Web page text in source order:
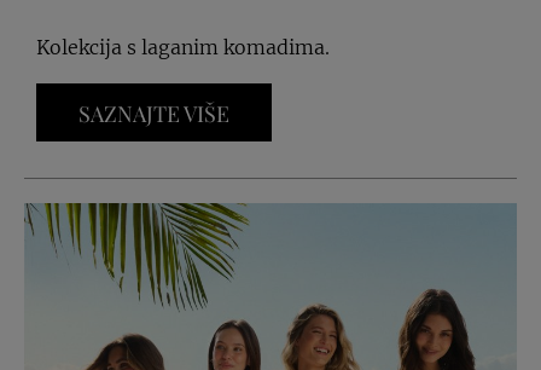
Kolekcija s laganim komadima.
SAZNAJTE VIŠE